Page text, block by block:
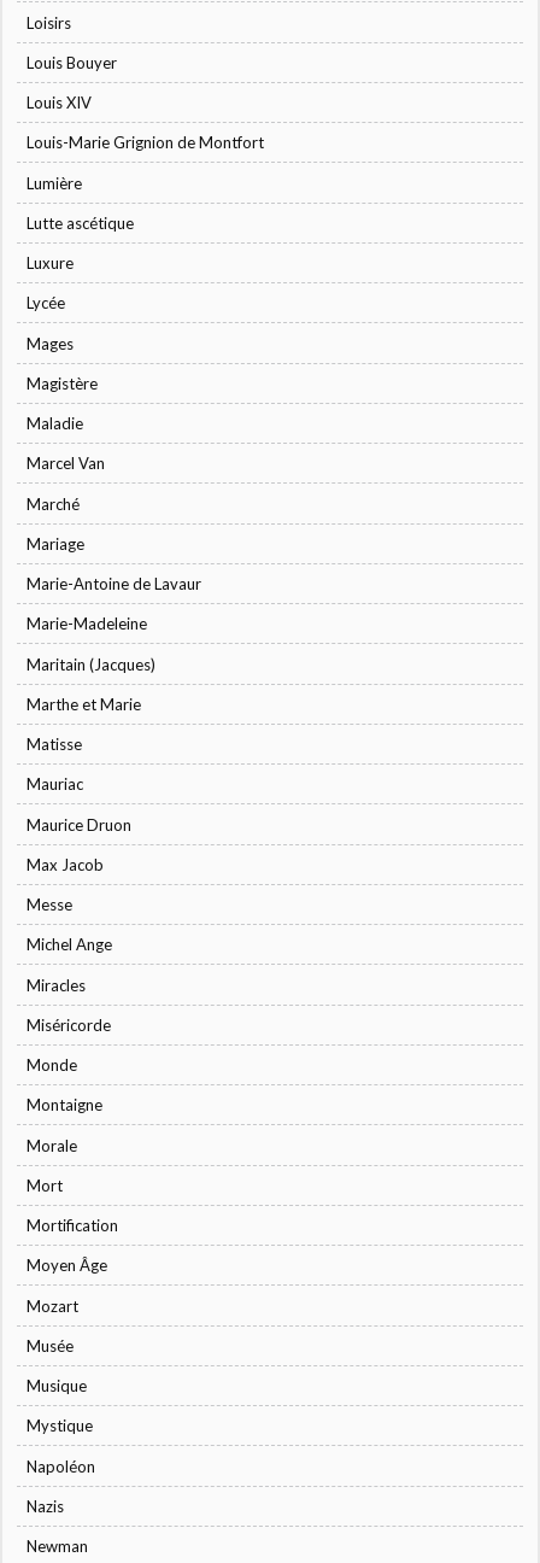
Loisirs
Louis Bouyer
Louis XIV
Louis-Marie Grignion de Montfort
Lumière
Lutte ascétique
Luxure
Lycée
Mages
Magistère
Maladie
Marcel Van
Marché
Mariage
Marie-Antoine de Lavaur
Marie-Madeleine
Maritain (Jacques)
Marthe et Marie
Matisse
Mauriac
Maurice Druon
Max Jacob
Messe
Michel Ange
Miracles
Miséricorde
Monde
Montaigne
Morale
Mort
Mortification
Moyen Âge
Mozart
Musée
Musique
Mystique
Napoléon
Nazis
Newman